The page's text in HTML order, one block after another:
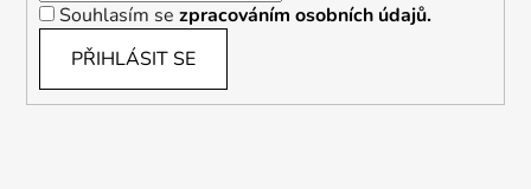
Souhlasím se zpracováním osobních údajů.
PŘIHLÁSIT SE